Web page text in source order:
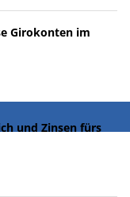
Girokonten im
und Zinsen fürs